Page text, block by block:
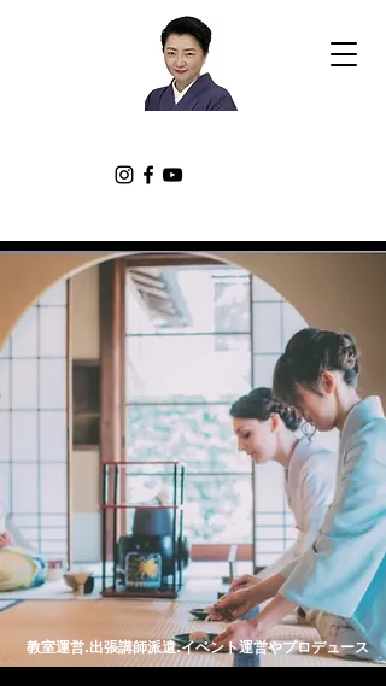
教室運営.出張講師派遣.イベント運営やプロデュース